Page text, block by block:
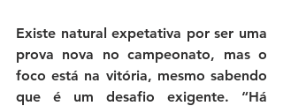
Existe natural expetativa por ser uma
prova nova no campeonato, mas o
foco está na vitória, mesmo sabendo
que é um desafio exigente. “Há